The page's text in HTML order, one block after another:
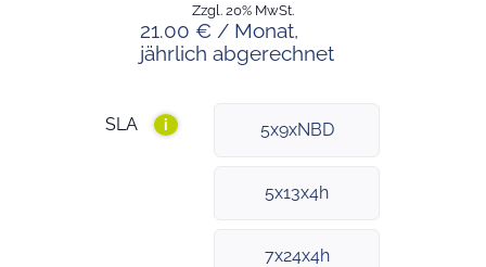
21.00 € / Monat,
jährlich abgerechnet
Zzgl. 20% MwSt.
SLA i 5x9xNBD
5x13x4h
7x24x4h